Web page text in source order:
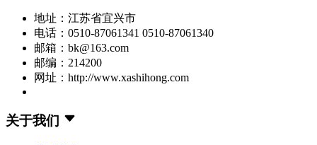
地址：江苏省宜兴市
电话：0510-87061341 0510-87061340
邮箱：bk@163.com
邮编：214200
网址：http://www.xashihong.com
关于我们